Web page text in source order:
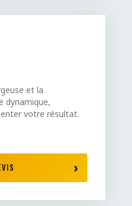
et la
dynamique,
votre résultat.